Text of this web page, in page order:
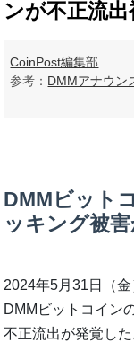
ンが不正流
CoinPost編集部
参考： DMMアナウン
DMMビット
ッキング被
2024年5月31日（金
DMMビットコイン
不正流出が発覚した